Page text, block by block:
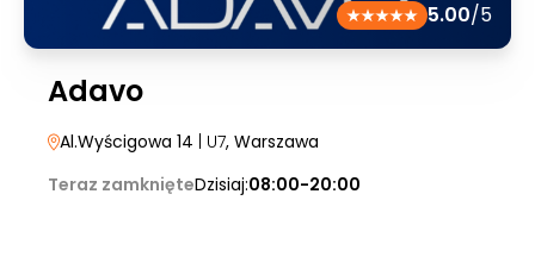
5.00/5
Adavo
Al.Wyścigowa 14 | U7, Warszawa
Teraz zamknięteDzisiaj:08:00-20:00